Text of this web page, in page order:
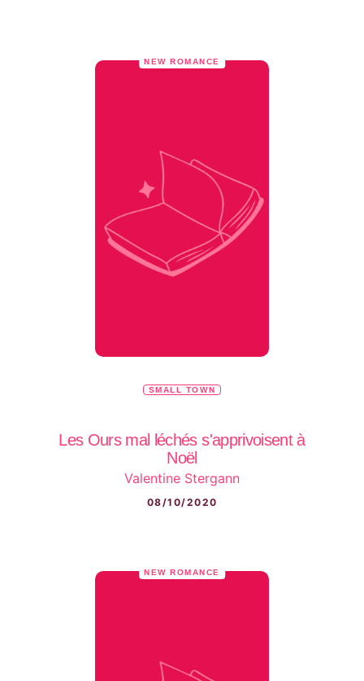
NEW ROMANCE
SMALL TOWN
Les Ours mal léchés s'apprivoisent à
Noël
Valentine Stergann
08/10/2020
NEW ROMANCE